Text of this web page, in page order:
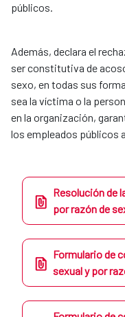
públicos.
Además, declara el
ser constitutiva de
sexo, en todas sus
sea la víctima o la
en la organización,
los empleados públicos
Resolución de
por razón de
Formulario de
sexual y por